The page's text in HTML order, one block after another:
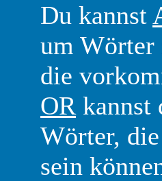
Du kannst
um Wörter
die
OR kannst
Wörter,
sein